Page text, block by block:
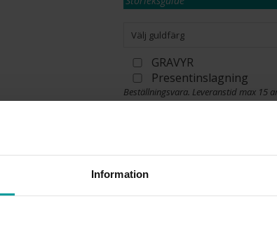
Information
Välj guldfärg
GRAVYR
Presentinslagning
Beställningsvara. Leveranstid max 15
Se köpvillkor för beställningsvaror.
VÄLJ